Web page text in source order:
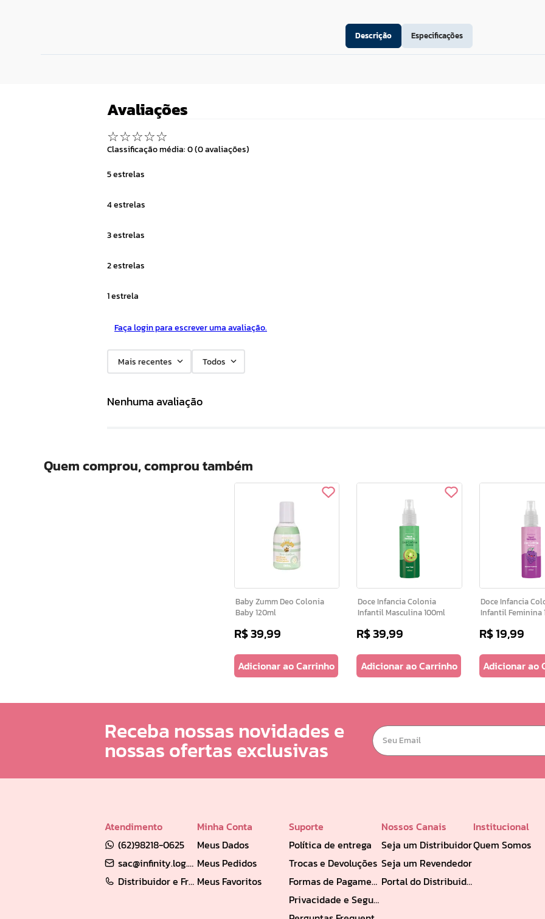
Descrição Especificações
Avaliações
☆☆☆☆☆
Classificação média: 0(0 avaliações)
5 estrelas
4 estrelas
3 estrelas
2 estrelas
1 estrela
Faça login para escrever uma avaliação.
Mais recentes Todos
Nenhuma avaliação
Quem comprou, comprou também
Baby Zumm Deo Colonia
Baby 120ml
R$39,99
Adicionar ao Carrinho
Doce Infancia Colonia
Infantil Masculina 100ml
R$39,99
Adicionar ao Carrinho
Doce Infancia Colonia
Infantil Feminina
R$19,99
Adicionar ao
Receba nossas novidades e
nossas ofertas exclusivas
Atendimento
(62)98218-0625
sac@infinity.log.br
Distribuidor e Franqueado: (62) 98189-0213
Minha Conta
Meus Dados
Meus Pedidos
Meus Favoritos
Suporte
Política de entrega
Trocas e Devoluções
Formas de Pagamento
Privacidade e Segurança
Nossos Canais
Seja um Distribuidor
Seja um Revendedor
Portal do Distribuidor
Institucional
Quem Somos